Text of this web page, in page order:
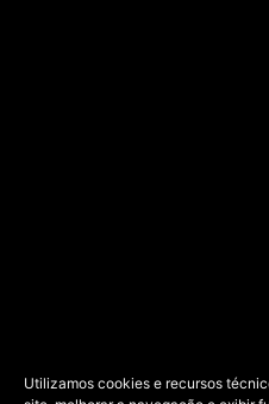
Utilizamos cookies e recursos